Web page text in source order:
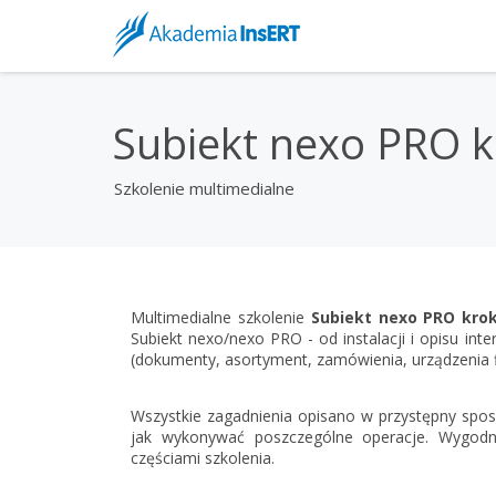
Subiekt nexo PRO
Szkolenie multimedialne
Multimedialne szkolenie Subiekt nexo PRO
Subiekt nexo/nexo PRO - od instalacji i opisu
(dokumenty, asortyment, zamówienia,
Wszystkie zagadnienia opisano w przystępny
jak wykonywać poszczególne operacje.
częściami szkolenia.